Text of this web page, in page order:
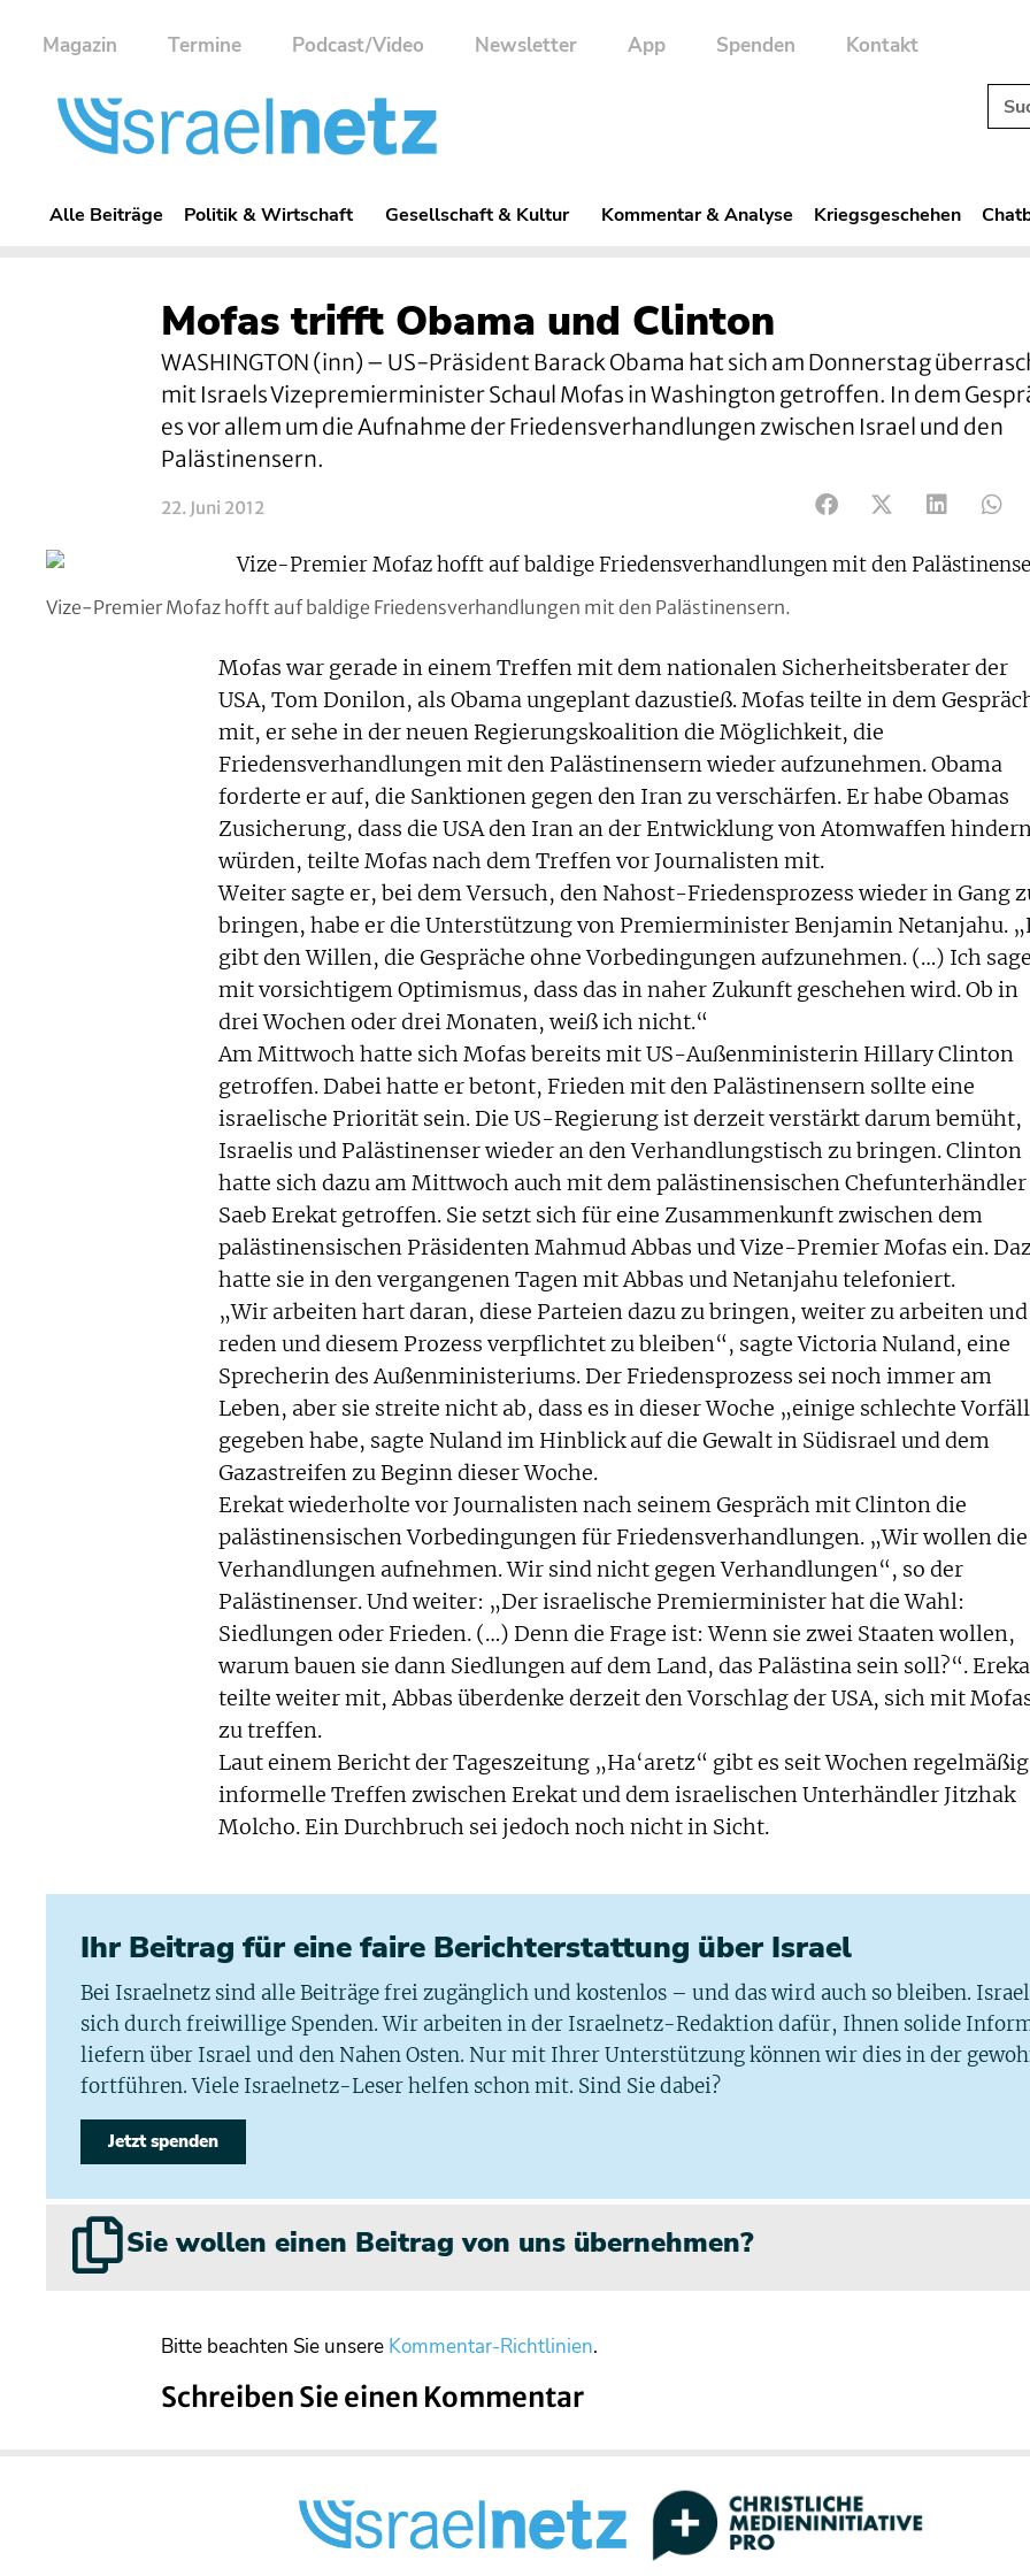
Magazin Termine Podcast/Video Newsletter App Spenden Kontakt
Alle Beiträge Politik & Wirtschaft Gesellschaft & Kultur Kommentar & Analyse Kriegsgeschehen
Mofas trifft Obama und Clinton
WASHINGTON (inn) – US-Präsident Barack Obama hat sich am Donnerstag
mit Israels Vizepremierminister Schaul Mofas in Washington getroffen. In dem
es vor allem um die Aufnahme der Friedensverhandlungen zwischen Israel und den
Palästinensern.
22. Juni 2012
Vize-Premier Mofaz hofft auf baldige Friedensverhandlungen mit den Palästinensern.
Mofas war gerade in einem Treffen mit dem nationalen Sicherheitsberater der
USA, Tom Donilon, als Obama ungeplant dazustieß. Mofas teilte in dem
mit, er sehe in der neuen Regierungskoalition die Möglichkeit, die
Friedensverhandlungen mit den Palästinensern wieder aufzunehmen. Obama
forderte er auf, die Sanktionen gegen den Iran zu verschärfen. Er habe Obamas
Zusicherung, dass die USA den Iran an der Entwicklung von Atomwaffen
würden, teilte Mofas nach dem Treffen vor Journalisten mit.
Weiter sagte er, bei dem Versuch, den Nahost-Friedensprozess wieder in Gang
bringen, habe er die Unterstützung von Premierminister Benjamin Netanjahu.
gibt den Willen, die Gespräche ohne Vorbedingungen aufzunehmen. (…) Ich sage
mit vorsichtigem Optimismus, dass das in naher Zukunft geschehen wird. Ob in
drei Wochen oder drei Monaten, weiß ich nicht.“
Am Mittwoch hatte sich Mofas bereits mit US-Außenministerin Hillary Clinton
getroffen. Dabei hatte er betont, Frieden mit den Palästinensern sollte eine
israelische Priorität sein. Die US-Regierung ist derzeit verstärkt darum bemüht,
Israelis und Palästinenser wieder an den Verhandlungstisch zu bringen. Clinton
hatte sich dazu am Mittwoch auch mit dem palästinensischen Chefunterhändler
Saeb Erekat getroffen. Sie setzt sich für eine Zusammenkunft zwischen dem
palästinensischen Präsidenten Mahmud Abbas und Vize-Premier Mofas ein.
hatte sie in den vergangenen Tagen mit Abbas und Netanjahu telefoniert.
„Wir arbeiten hart daran, diese Parteien dazu zu bringen, weiter zu arbeiten
reden und diesem Prozess verpflichtet zu bleiben“, sagte Victoria Nuland, eine
Sprecherin des Außenministeriums. Der Friedensprozess sei noch immer am
Leben, aber sie streite nicht ab, dass es in dieser Woche „einige schlechte
gegeben habe, sagte Nuland im Hinblick auf die Gewalt in Südisrael und dem
Gazastreifen zu Beginn dieser Woche.
Erekat wiederholte vor Journalisten nach seinem Gespräch mit Clinton die
palästinensischen Vorbedingungen für Friedensverhandlungen. „Wir wollen die
Verhandlungen aufnehmen. Wir sind nicht gegen Verhandlungen“, so der
Palästinenser. Und weiter: „Der israelische Premierminister hat die Wahl:
Siedlungen oder Frieden. (…) Denn die Frage ist: Wenn sie zwei Staaten wollen,
warum bauen sie dann Siedlungen auf dem Land, das Palästina sein soll?“.
teilte weiter mit, Abbas überdenke derzeit den Vorschlag der USA, sich mit
zu treffen.
Laut einem Bericht der Tageszeitung „Ha‘aretz“ gibt es seit Wochen regelmäßig
informelle Treffen zwischen Erekat und dem israelischen Unterhändler Jitzhak
Molcho. Ein Durchbruch sei jedoch noch nicht in Sicht.
Ihr Beitrag für eine faire Berichterstattung über Israel
Bei Israelnetz sind alle Beiträge frei zugänglich und kostenlos – und das wird auch so bleiben.
sich durch freiwillige Spenden. Wir arbeiten in der Israelnetz-Redaktion dafür, Ihnen solide
liefern über Israel und den Nahen Osten. Nur mit Ihrer Unterstützung können wir dies in der
fortführen. Viele Israelnetz-Leser helfen schon mit. Sind Sie dabei?
Jetzt spenden
Sie wollen einen Beitrag von uns übernehmen?
Bitte beachten Sie unsere Kommentar-Richtlinien.
Schreiben Sie einen Kommentar